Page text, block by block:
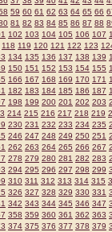
59 60 61 62 63 64 65 66
81 82 83 84 85 86 87 88
102 103 104 105 106 107
118 119 120 121 122 123
134 135 136 137 138 139
150 151 152 153 154 155
166 167 168 169 170 171
182 183 184 185 186 187
198 199 200 201 202 203
214 215 216 217 218 219
230 231 232 233 234 235
246 247 248 249 250 251
262 263 264 265 266 267
278 279 280 281 282 283
294 295 296 297 298 299
310 311 312 313 314 315
326 327 328 329 330 331
342 343 344 345 346 347
358 359 360 361 362 363
374 375 376 377 378 379